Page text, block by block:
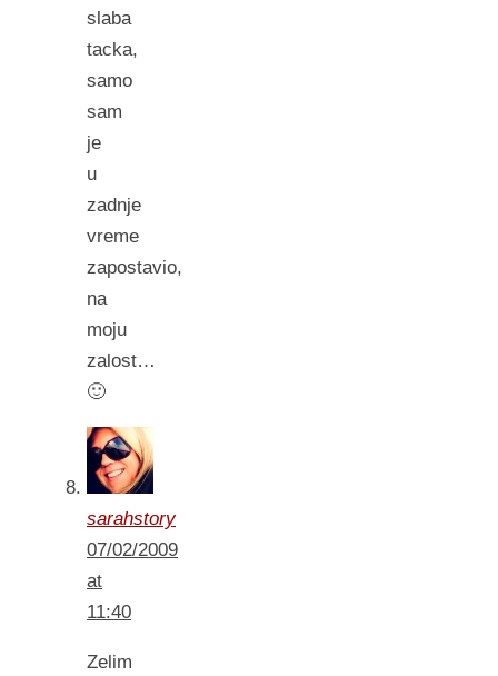
slaba
tacka,
samo
sam
je
u
zadnje
vreme
zapostavio,
na
moju
zalost…
🙂
sarahstory
07/02/2009
at
11:40
Zelim